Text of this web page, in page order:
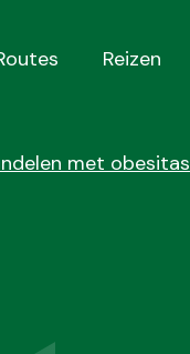
Reizen
met obesitas